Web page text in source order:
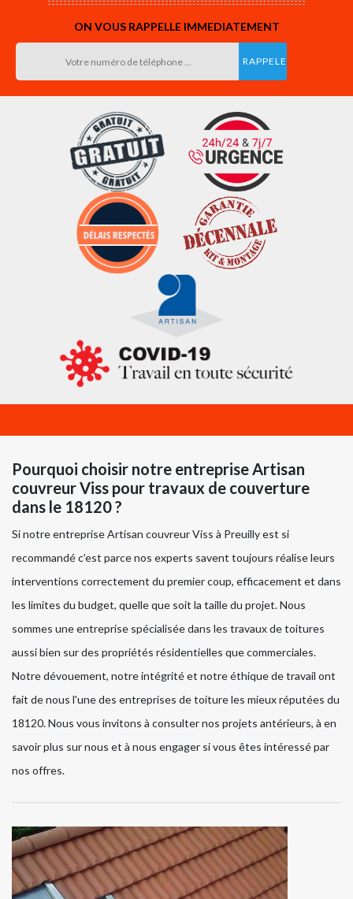
ON VOUS RAPPELLE IMMEDIATEMENT
Pourquoi choisir notre entreprise Artisan
couvreur Viss pour travaux de couverture
dans le 18120 ?
Si notre entreprise Artisan couvreur Viss à Preuilly est si
recommandé c’est parce nos experts savent toujours réalise leurs
interventions correctement du premier coup, efficacement et dans
les limites du budget, quelle que soit la taille du projet. Nous
sommes une entreprise spécialisée dans les travaux de toitures
aussi bien sur des propriétés résidentielles que commerciales.
Notre dévouement, notre intégrité et notre éthique de travail ont
fait de nous l'une des entreprises de toiture les mieux réputées du
18120. Nous vous invitons à consulter nos projets antérieurs, à en
savoir plus sur nous et à nous engager si vous êtes intéressé par
nos offres.